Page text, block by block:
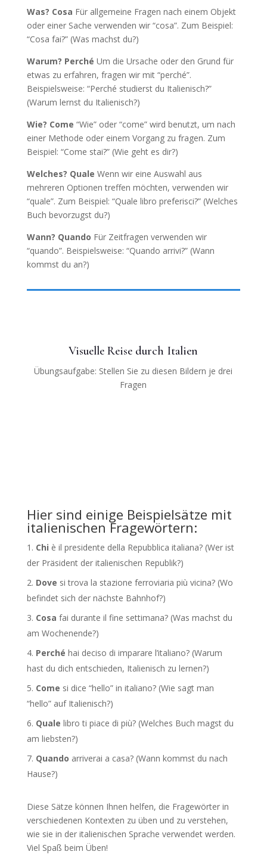
Was? Cosa Für allgemeine Fragen nach einem Objekt
oder einer Sache verwenden wir “cosa”. Zum Beispiel:
“Cosa fai?” (Was machst du?)
Warum? Perché Um die Ursache oder den Grund für
etwas zu erfahren, fragen wir mit “perché”.
Beispielsweise: “Perché studierst du Italienisch?”
(Warum lernst du Italienisch?)
Wie? Come “Wie” oder “come” wird benutzt, um nach
einer Methode oder einem Vorgang zu fragen. Zum
Beispiel: “Come stai?” (Wie geht es dir?)
Welches? Quale Wenn wir eine Auswahl aus
mehreren Optionen treffen möchten, verwenden wir
“quale”. Zum Beispiel: “Quale libro preferisci?” (Welches
Buch bevorzugst du?)
Wann? Quando Für Zeitfragen verwenden wir
“quando”. Beispielsweise: “Quando arrivi?” (Wann
kommst du an?)
Visuelle Reise durch Italien
Übungsaufgabe: Stellen Sie zu diesen Bildern je drei
Fragen
Hier sind einige Beispielsätze mit
italienischen Fragewörtern:
Chi è il presidente della Repubblica italiana? (Wer ist
der Präsident der italienischen Republik?)
Dove si trova la stazione ferroviaria più vicina? (Wo
befindet sich der nächste Bahnhof?)
Cosa fai durante il fine settimana? (Was machst du
am Wochenende?)
Perché hai deciso di imparare l’italiano? (Warum
hast du dich entschieden, Italienisch zu lernen?)
Come si dice “hello” in italiano? (Wie sagt man
“hello” auf Italienisch?)
Quale libro ti piace di più? (Welches Buch magst du
am liebsten?)
Quando arriverai a casa? (Wann kommst du nach
Hause?)
Diese Sätze können Ihnen helfen, die Fragewörter in
verschiedenen Kontexten zu üben und zu verstehen,
wie sie in der italienischen Sprache verwendet werden.
Viel Spaß beim Üben!